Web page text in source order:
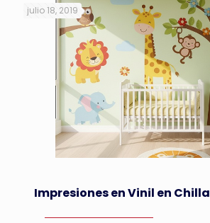
julio 18, 2019
Impresiones en Vinil en Chilla